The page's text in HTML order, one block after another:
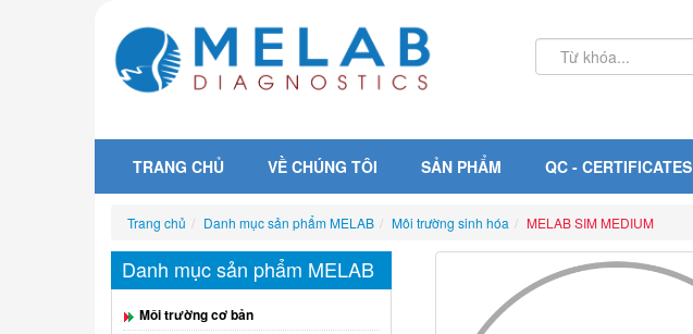
TRANG CHỦ VỀ CHÚNG TÔI SẢN PHẨM QC - CERTIFICATES
Trang chủ Danh mục sản phẩm MELAB Môi trường sinh hóa MELAB SIM MEDIUM
Danh mục sản phẩm MELAB
Môi trường cơ bản